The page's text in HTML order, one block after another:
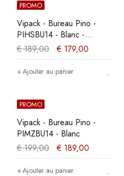
PROMO
Vipack - Bureau Pino -
PIHSBU14 - Blanc -
67,9x72xcm
€189,00 € 179,00
Ajouter au panier
PROMO
Vipack - Bureau Pino -
PIMZBU14 - Blanc
€199,00 € 189,00
Ajouter au panier